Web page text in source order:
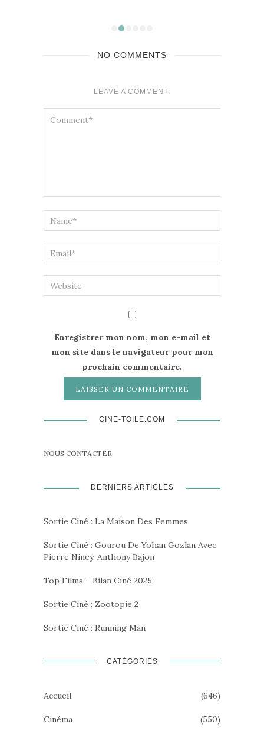
NO COMMENTS
LEAVE A COMMENT.
Enregistrer mon nom, mon e-mail et
mon site dans le navigateur pour mon
prochain commentaire.
CINE-TOILE.COM
NOUS CONTACTER
DERNIERS ARTICLES
Sortie Ciné : La Maison Des Femmes
Sortie Ciné : Gourou De Yohan Gozlan Avec
Pierre Niney, Anthony Bajon
Top Films – Bilan Ciné 2025
Sortie Ciné : Zootopie 2
Sortie Ciné : Running Man
CATÉGORIES
Accueil (646)
Cinéma (550)